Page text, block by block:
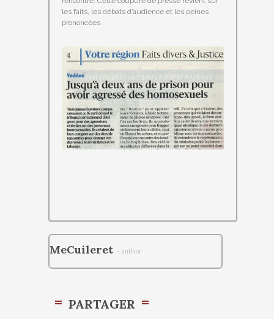
les faits, les débats d’audience et les peines
prononcées.
MeCuileret - author
PARTAGER